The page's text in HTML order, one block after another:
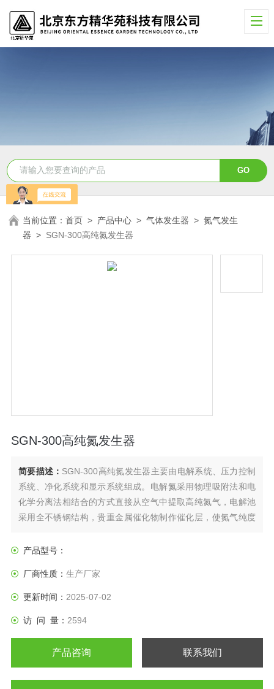
当前位置：首页 > 产品中心 >气体发生器 >氮气发生
器 > SGN-300高纯氮发生器
SGN-300高纯氮发生器
简要描述： SGN-300高纯氮发生器主要由电解系统、压力控制
系统、净化系统和显示系统组成。电解氮采用物理吸附法和电
化学分离法相结合的方式直接从空气中提取高纯氮气，电解池
采用全不锈钢结构，贵重金属催化物制作催化层，使氮气纯度
产品型号：
厂商性质： 生产厂家
更新时间： 2025-07-02
访 问 量： 2594
产品咨询 联系我们